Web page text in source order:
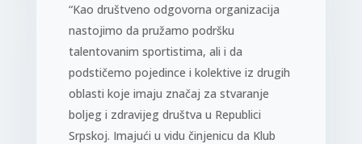
“Kao društveno odgovorna organizacija
nastojimo da pružamo podršku
talentovanim sportistima, ali i da
podstičemo pojedince i kolektive iz drugih
oblasti koje imaju značaj za stvaranje
boljeg i zdravijeg društva u Republici
Srpskoj. Imajući u vidu činjenicu da Klub